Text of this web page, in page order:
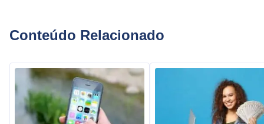
Conteúdo Relacionado